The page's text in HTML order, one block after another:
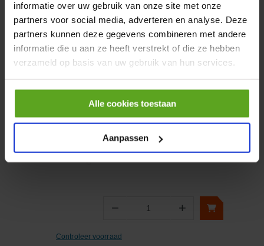
informatie over uw gebruik van onze site met onze
partners voor social media, adverteren en analyse. Deze
partners kunnen deze gegevens combineren met andere
informatie die u aan ze heeft verstrekt of die ze hebben
verzameld op basis van uw gebruik van hun services.
Alle cookies toestaan
Aanpassen
− Aantal +
Controleer voorraad
24P+aarde, maat 6B
Artikelnummer:
09160243101
− Aantal +
Controleer voorraad